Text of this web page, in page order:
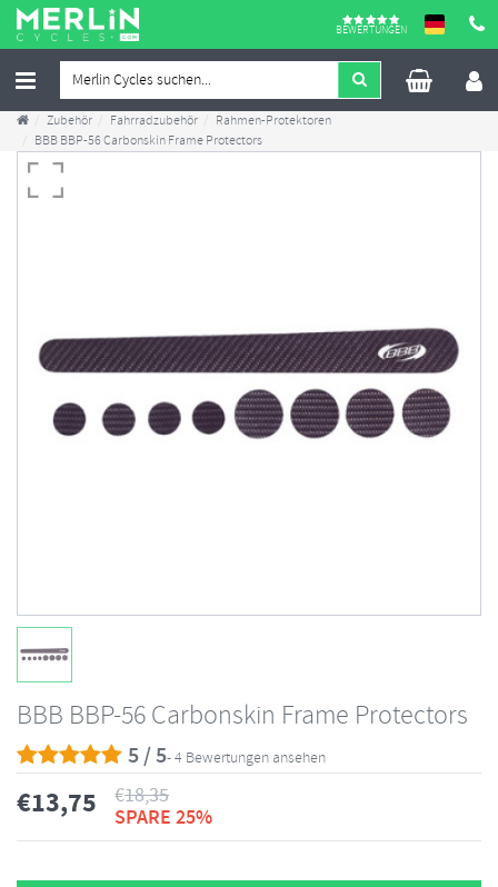
BEWERTUNGEN
Zubehör Fahrradzubehör
Rahmen-Protektoren
BBB BBP-56 Carbonskin Frame Protectors
BBB BBP-56 Carbonskin Frame Protectors
5 / 5- 4 Bewertungen ansehen
€13,75 €18,35
SPARE 25%